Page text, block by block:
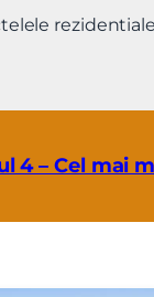
4 – Cel mai